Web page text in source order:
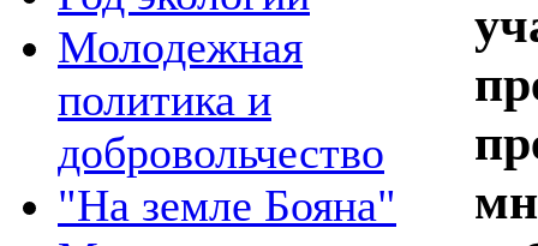
Молодежная
политика и
добровольчество
"На земле Бояна"